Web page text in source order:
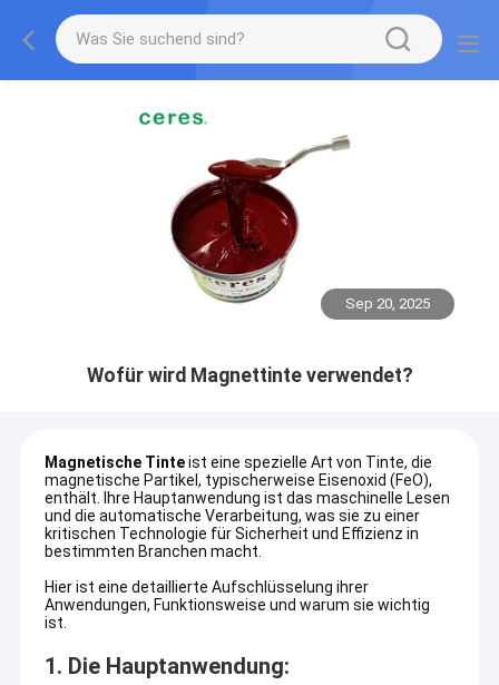
Sep 20, 2025
Wofür wird Magnettinte verwendet?
Magnetische Tinteist eine spezielle Art von Tinte, die
magnetische Partikel, typischerweise Eisenoxid (FeO),
enthält. Ihre Hauptanwendung ist das maschinelle Lesen
und die automatische Verarbeitung, was sie zu einer
kritischen Technologie für Sicherheit und Effizienz in
bestimmten Branchen macht.
Hier ist eine detaillierte Aufschlüsselung ihrer
Anwendungen, Funktionsweise und warum sie wichtig
ist.
1. Die Hauptanwendung: